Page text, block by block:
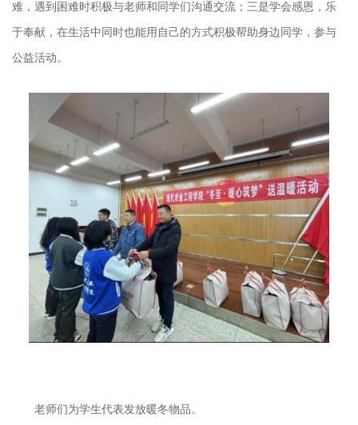
难， 遇到困难时积极与老师和同学们沟通交流 ； 三是学会感恩，乐
于奉献，在生活中同时也能用自己的方式积极帮助身边同学，参与
公益活动。
老师们为学生代表发放暖冬物品。